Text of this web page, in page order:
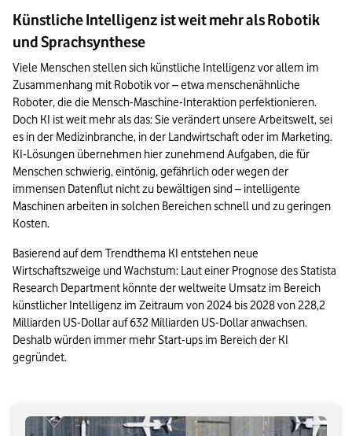
Künstliche Intelligenz ist weit mehr als Robotik
und Sprachsynthese
Viele Menschen stellen sich künstliche Intelligenz vor allem im
Zusammenhang mit Robotik vor – etwa menschenähnliche
Roboter, die die Mensch-Maschine-Interaktion perfektionieren.
Doch KI ist weit mehr als das: Sie verändert unsere Arbeitswelt, sei
es in der Medizinbranche, in der Landwirtschaft oder im Marketing.
KI-Lösungen übernehmen hier zunehmend Aufgaben, die für
Menschen schwierig, eintönig, gefährlich oder wegen der
immensen Datenflut nicht zu bewältigen sind – intelligente
Maschinen arbeiten in solchen Bereichen schnell und zu geringen
Kosten.
Basierend auf dem Trendthema KI entstehen neue
Wirtschaftszweige und Wachstum: Laut einer Prognose des Statista
Research Department könnte der weltweite Umsatz im Bereich
künstlicher Intelligenz im Zeitraum von 2024 bis 2028 von 228,2
Milliarden US-Dollar auf 632 Milliarden US-Dollar anwachsen.
Deshalb würden immer mehr Start-ups im Bereich der KI
gegründet.